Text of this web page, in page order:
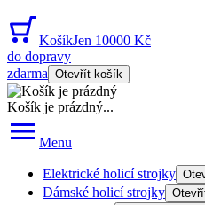
KošíkJen 10000 Kč
do dopravy
zdarma Otevřít košík
Košík je prázdný...
Menu
Elektrické holicí strojky
Dámské holicí strojky